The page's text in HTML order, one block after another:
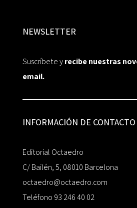
NEWSLETTER
Suscríbete yrecibe nuestras
email.
INFORMACIÓN DE CONTACTO
Editorial Octaedro
C/ Bailén, 5, 08010 Barcelona
octaedro@octaedro.com
Teléfono 93 246 40 02